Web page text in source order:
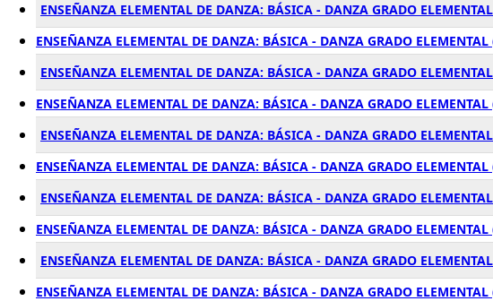
ENSEÑANZA ELEMENTAL DE DANZA: BÁSICA - DANZA GRADO
ENSEÑANZA ELEMENTAL DE DANZA: BÁSICA - DANZA GRADO
ENSEÑANZA ELEMENTAL DE DANZA: BÁSICA - DANZA GRADO
ENSEÑANZA ELEMENTAL DE DANZA: BÁSICA - DANZA GRADO
ENSEÑANZA ELEMENTAL DE DANZA: BÁSICA - DANZA GRADO
ENSEÑANZA ELEMENTAL DE DANZA: BÁSICA - DANZA GRADO
ENSEÑANZA ELEMENTAL DE DANZA: BÁSICA - DANZA GRADO
ENSEÑANZA ELEMENTAL DE DANZA: BÁSICA - DANZA GRADO
ENSEÑANZA ELEMENTAL DE DANZA: BÁSICA - DANZA GRADO
ENSEÑANZA ELEMENTAL DE DANZA: BÁSICA - DANZA GRADO